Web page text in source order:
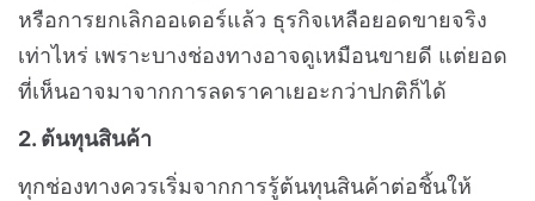
หรือการยกเลิกออเดอร์แล้ว ธุรกิจเหลือยอดขายจริง
เท่าไหร่ เพราะบางช่องทางอาจดูเหมือนขายดี แต่ยอด
ที่เห็นอาจมาจากการลดราคาเยอะกว่าปกติก็ได้
2. ต้นทุนสินค้า
ทุกช่องทางควรเริ่มจากการรู้ต้นทุนสินค้าต่อชิ้นให้